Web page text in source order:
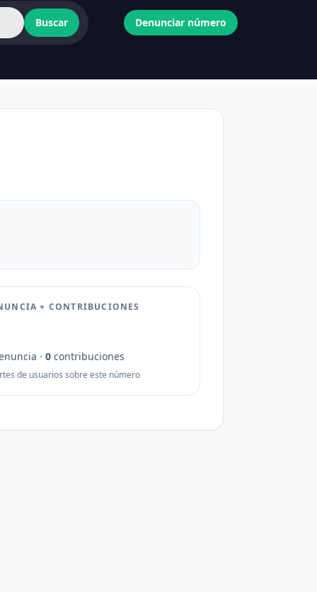
Buscar Denunciar número
+ CONTRIBUCIONES
· 0contribuciones
de usuarios sobre este número